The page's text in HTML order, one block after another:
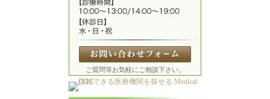
ご質問等お気軽にご相談下さい。